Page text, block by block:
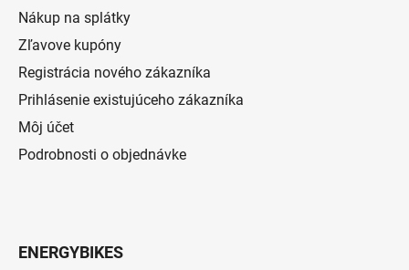
Nákup na splátky
Zľavove kupóny
Registrácia nového zákazníka
Prihlásenie existujúceho zákazníka
Môj účet
Podrobnosti o objednávke
ENERGYBIKES